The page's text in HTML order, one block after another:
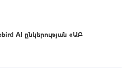
AI ընկերության «ԱԲ